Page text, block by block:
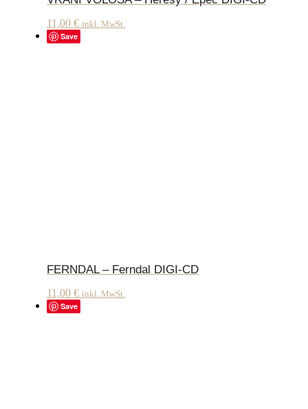
11,00 € inkl. MwSt.
Save
FERNDAL – Ferndal DIGI-CD
11,00 € inkl. MwSt.
Save